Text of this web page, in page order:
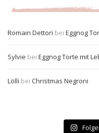
Romain Dettori bei Eggnog
Sylvie bei Eggnog Torte mit
Lölli bei Christmas Negroni